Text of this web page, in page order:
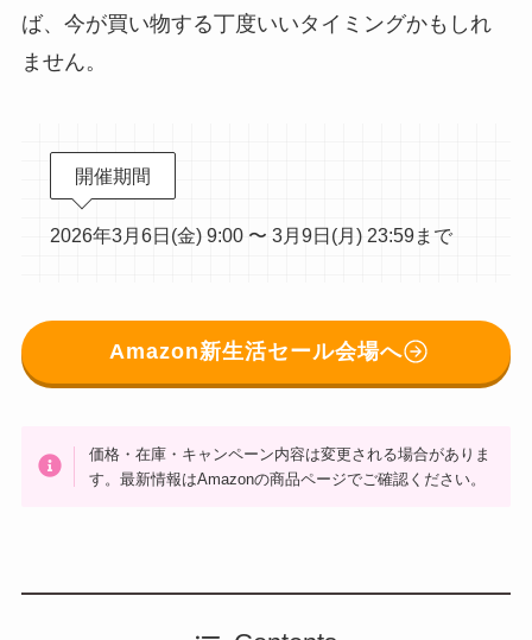
ば、今が買い物する丁度いいタイミングかもしれ
ません。
開催期間
2026年3月6日(金) 9:00 〜 3月9日(月) 23:59まで
Amazon新生活セール会場へ
価格・在庫・キャンペーン内容は変更される場合がありま
す。最新情報はAmazonの商品ページでご確認ください。